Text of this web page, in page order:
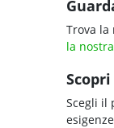
Trova
la
Scegli il